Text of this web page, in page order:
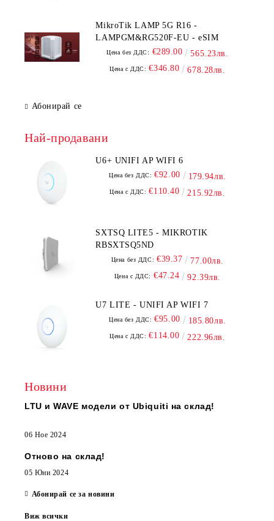
MikroTik LAMP 5G R16 -
LAMPGM&RG520F-EU - eSIM
Цена без ДДС: €289.00 565.23лв.
Цена с ДДС: €346.80 678.28лв.
Абонирай се
Най-продавани
U6+ UNIFI AP WIFI 6
Цена без ДДС: €92.00 179.94лв.
Цена с ДДС: €110.40 215.92лв.
SXTSQ LITE5 - MIKROTIK
RBSXTSQ5ND
Цена без ДДС: €39.37 77.00лв.
Цена с ДДС: €47.24 92.39лв.
U7 LITE - UNIFI AP WIFI 7
Цена без ДДС: €95.00 185.80лв.
Цена с ДДС: €114.00 222.96лв.
Новини
LTU и WAVE модели от Ubiquiti на склад!
06 Ное 2024
Отново на склад!
05 Юни 2024
Абонирай се за новини
Виж всички